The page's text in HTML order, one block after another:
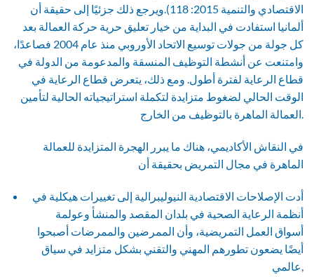
الاقتصادي والتنمية 2015: 118).ويرجع ذلك جزئيًا إلى حقيقة أن
ألمانيا استفادت في البداية من خيار تعليق حرية حركة العمالة بعد
كل جولة من جولات توسيع الاتحاد الأوروبي منذ عام 2004 فصاعدًا،
وامتنعت عن أنشطة التوظيف المنسقة والمدعومة من الدولة في
قطاع الرعاية لفترة أطول. ومع ذلك، يتعرض قطاع الرعاية في
الوقت الحالي لضغوط متزايدة لتكملة استراتيجياته الحالية لتأمين
العمالة الماهرة بالتوظيف من الخارج.
في النقاش الأكاديمي، هناك ما يبرر الهجرة المتزايدة للعمالة
الماهرة في مجال التمريض بحقيقة أن
أدت الإصلاحات الاقتصادية النيوليبرالية إلى تغييرات هيكلية في
أنظمة الرعاية الصحية في بلدان المقصد والمنشأ وعولمة
أسواق العمل التمريضية، وأن الممرضين والممرضات أصبحوا
أيضًا يضعون تطورهم المهني والتقني بشكل متزايد في سياق